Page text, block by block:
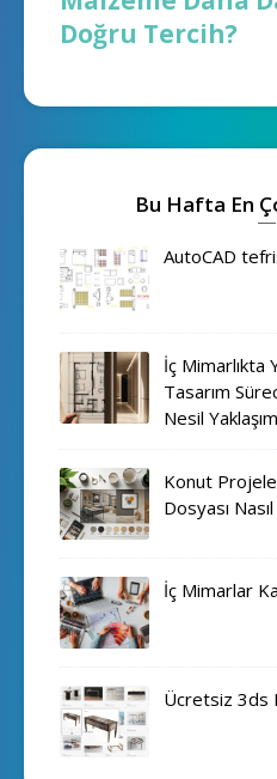
Doğru Tercih?
Bu Hafta En
AutoCAD
İç Mimarlıkta
Tasarım
Nesil Yaklaşım
Konut
Dosyası
İç Mimarlar
Ücretsiz 3ds